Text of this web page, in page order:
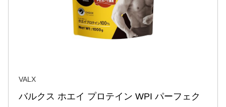
VALX
バルクス ホエイ プロテイン WPI パーフェク